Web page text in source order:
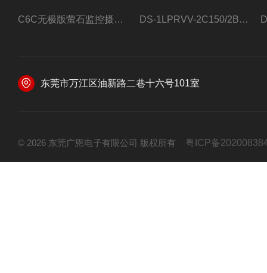
C6C无极版萤石监控摄像头 DS-1LPRVV-2C150/2B监控室外夜视高清电源线护套线200米/卷
东莞市万江区油新路二巷十六号101室
© 2026 东莞广恩电子有限公司 版权所有 粤ICP备